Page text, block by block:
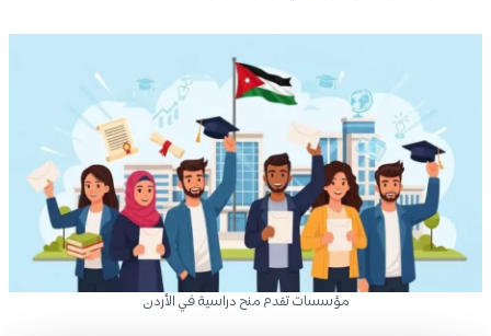
مؤسسات تقدم منح دراسية في الأردن